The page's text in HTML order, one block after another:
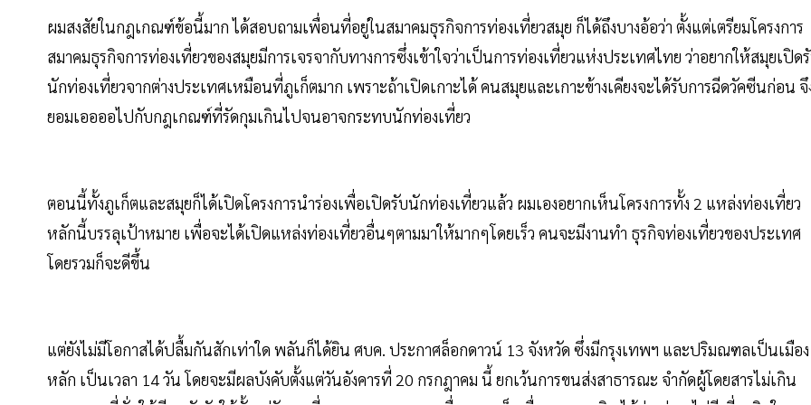
ผมสงสัยในกฎเกณฑ์ข้อนี้มาก ได้สอบถามเพื่อนที่อยู่ในสมาคมธุรกิจการท่องเที่ยวสมุย ก็ได้ถึงบางอ้อว่า ตั้งแต่เตรียมโครงการ
สมาคมธุรกิจการท่องเที่ยวของสมุยมีการเจรจากับทางการซึ่งเข้าใจว่าเป็นการท่องเที่ยวแห่งประเทศไทย ว่าอยากให้สมุยเปิด
นักท่องเที่ยวจากต่างประเทศเหมือนที่ภูเก็ตมาก เพราะถ้าเปิดเกาะได้ คนสมุยและเกาะข้างเคียงจะได้รับการฉีดวัคซีนก่อน จึ
ยอมเออออไปกับกฎเกณฑ์ที่รัดกุมเกินไปจนอาจกระทบนักท่องเที่ยว
ตอนนี้ทั้งภูเก็ตและสมุยก็ได้เปิดโครงการนำร่องเพื่อเปิดรับนักท่องเที่ยวแล้ว ผมเองอยากเห็นโครงการทั้ง 2 แหล่งท่องเที่ยว
หลักนี้บรรลุเป้าหมาย เพื่อจะได้เปิดแหล่งท่องเที่ยวอื่นๆตามมาให้มากๆโดยเร็ว คนจะมีงานทำ ธุรกิจท่องเที่ยวของประเทศ
โดยรวมก็จะดีขึ้น
แต่ยังไม่มีโอกาสได้ปลื้มกันสักเท่าใด พลันก็ได้ยิน ศบค. ประกาศล็อกดาวน์ 13 จังหวัด ซึ่งมีกรุงเทพฯ และปริมณฑลเป็นเมือง
หลัก เป็นเวลา 14 วัน โดยจะมีผลบังคับตั้งแต่วันอังคารที่ 20 กรกฎาคม นี้ ยกเว้นการขนส่งสาธารณะ จำกัดผู้โดยสารไม่เกิน